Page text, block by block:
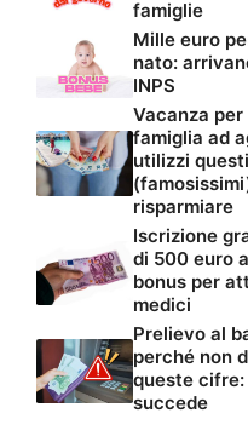
famiglie
Mille euro
nato:
INPS
Vacanza
famiglia ad
utilizzi
risparmiare
Iscrizione
di 500 euro
bonus per
medici
Prelievo al
perché non
queste
succede